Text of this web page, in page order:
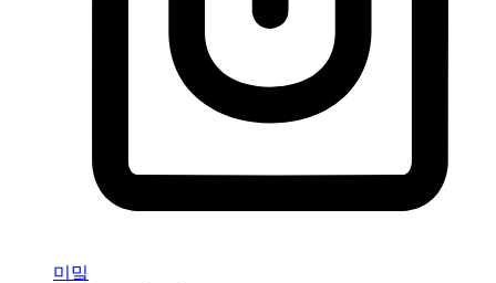
미밐